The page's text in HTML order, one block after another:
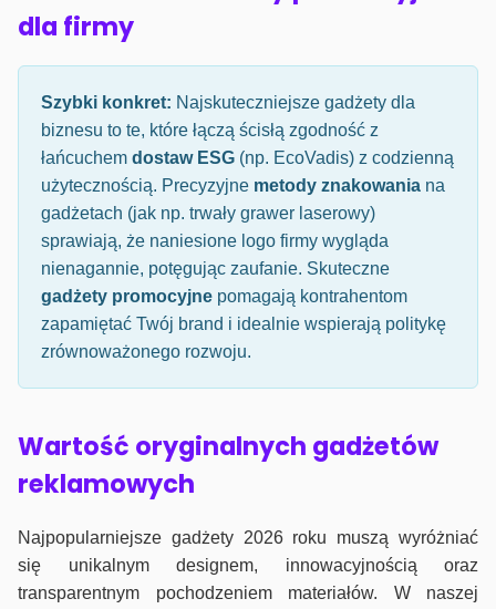
dla firmy
Szybki konkret: Najskuteczniejsze gadżety dla
biznesu to te, które łączą ścisłą zgodność z
łańcuchem dostaw ESG (np. EcoVadis) z codzienną
użytecznością. Precyzyjne metody znakowania na
gadżetach (jak np. trwały grawer laserowy)
sprawiają, że naniesione logo firmy wygląda
nienagannie, potęgując zaufanie. Skuteczne
gadżety promocyjne pomagają kontrahentom
zapamiętać Twój brand i idealnie wspierają politykę
zrównoważonego rozwoju.
Wartość oryginalnych gadżetów
reklamowych
Najpopularniejsze gadżety 2026 roku muszą wyróżniać
się unikalnym designem, innowacyjnością oraz
transparentnym pochodzeniem materiałów. W naszej